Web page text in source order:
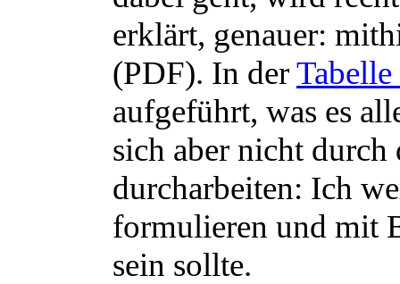
erklärt, genauer:
(PDF). In der
aufgeführt, was es
sich aber nicht
durcharbeiten: Ich
formulieren und mit
sein sollte.